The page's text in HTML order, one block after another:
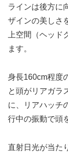
ラインは後方に
ザインの美しさ
上空間（ヘッ
ます。
身長160cm程度
と頭がリアガラ
に、リアハッチ
行中の振動で頭
直射日光が当た